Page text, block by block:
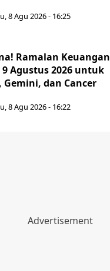
8 Agu 2026 - 16:25
Ramalan Keuangan
Agustus 2026 untuk
Gemini, dan Cancer
8 Agu 2026 - 16:22